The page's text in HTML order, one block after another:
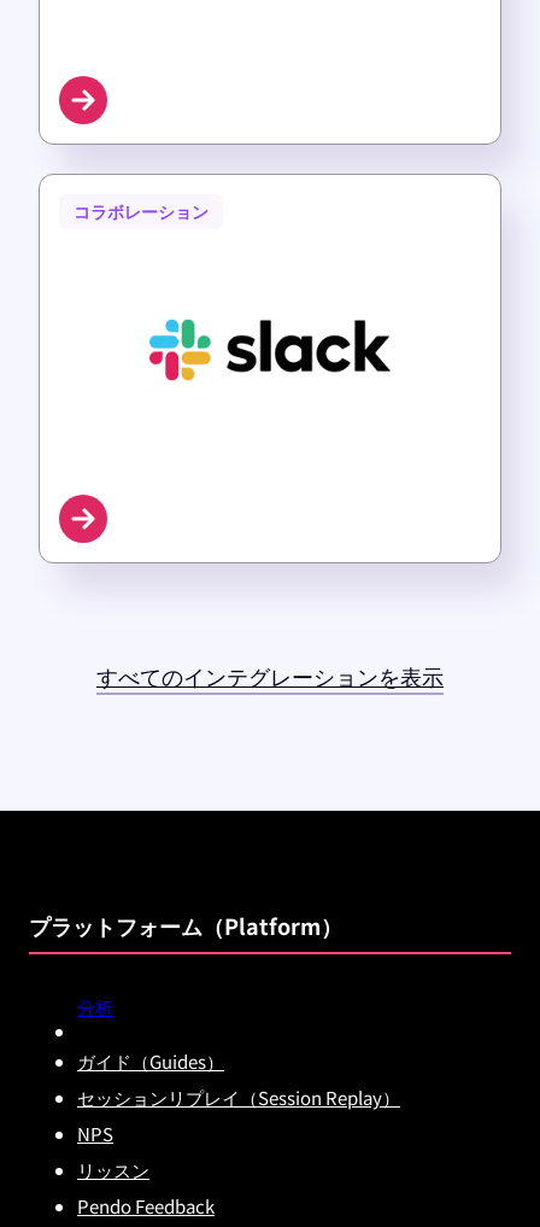
コラボレーション
すべてのインテグレーションを表示
プラットフォーム（Platform）
分析
ガイド（Guides）
セッションリプレイ（Session Replay）
NPS
リッスン
Pendo Feedback